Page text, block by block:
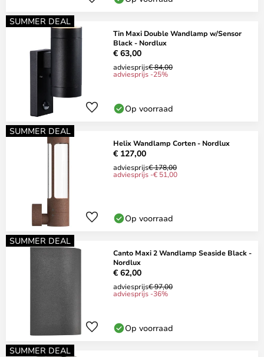
SUMMER DEAL
Tin Maxi Double Wandlamp w/Sensor
Black - Nordlux
€ 63,00
adviesprijs€ 84,00
adviesprijs -25%
Op voorraad
SUMMER DEAL
Helix Wandlamp Corten - Nordlux
€ 127,00
adviesprijs€ 178,00
adviesprijs -€ 51,00
Op voorraad
SUMMER DEAL
Canto Maxi 2 Wandlamp Seaside Black -
Nordlux
€ 62,00
adviesprijs€ 97,00
adviesprijs -36%
Op voorraad
SUMMER DEAL